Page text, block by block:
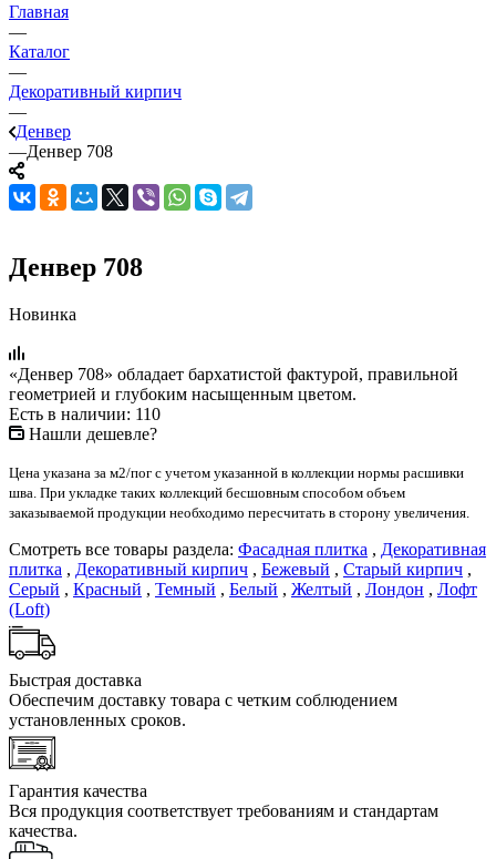
Главная
—
Каталог
—
Декоративный кирпич
—
Денвер
—Денвер 708
Денвер 708
Новинка
«Денвер 708» обладает бархатистой фактурой, правильной
геометрией и глубоким насыщенным цветом.
Есть в наличии: 110
Нашли дешевле?
Цена указана за м2/пог с учетом указанной в коллекции нормы расшивки
шва. При укладке таких коллекций бесшовным способом объем
заказываемой продукции необходимо пересчитать в сторону увеличения.
Смотреть все товары раздела: Фасадная плитка , Декоративная
плитка , Декоративный кирпич , Бежевый , Старый кирпич ,
Серый , Красный , Темный , Белый , Желтый , Лондон , Лофт
(Loft)
Быстрая доставка
Обеспечим доставку товара с четким соблюдением
установленных сроков.
Гарантия качества
Вся продукция соответствует требованиям и стандартам
качества.